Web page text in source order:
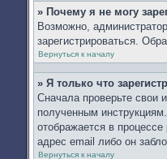
» Почему я не могу
Возможно,
зарегистрироваться.
Вернуться к началу
» Я только что
Сначала проверьте свои
полученным
отображается в
адрес email либо он
Вернуться к началу